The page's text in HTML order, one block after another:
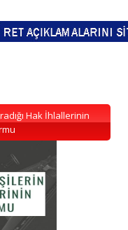
Hak İhlallerinin